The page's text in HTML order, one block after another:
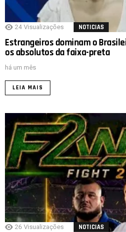
24 Visualizações NOTICIAS
Estrangeiros dominam o
os absolutos da faixa-preta
há um mês
LEIA MAIS
26 Visualizações NOTICIAS